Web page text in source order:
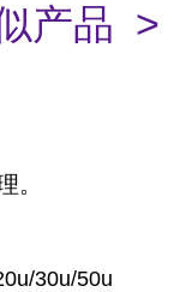
产品 >
。
30u/50u